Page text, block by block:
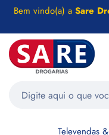
Bem vindo(a) a Sare
Televendas